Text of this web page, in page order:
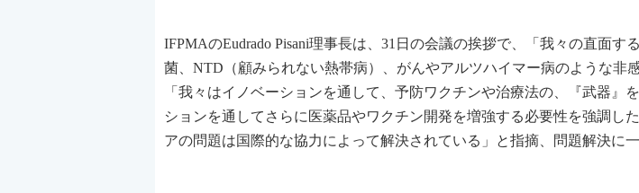
IFPMAのEudrado Pisani理事長は、31日の会議の挨拶で、「我々の直面す
菌、NTD（顧みられない熱帯病）、がんやアルツハイマー病のような非
「我々はイノベーションを通して、予防ワクチンや治療法の、『武器』
ションを通してさらに医薬品やワクチン開発を増強する必要性を強調し
アの問題は国際的な協力によって解決されている」と指摘、問題解決に